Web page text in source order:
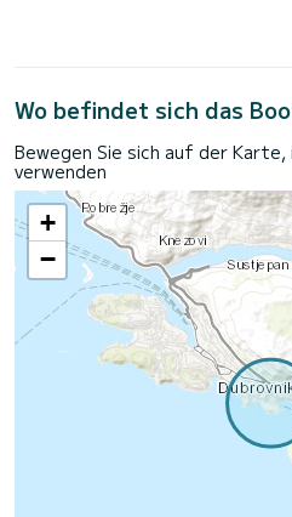
Wo befindet sich das
Bewegen Sie sich auf der Karte,
verwenden
+
−